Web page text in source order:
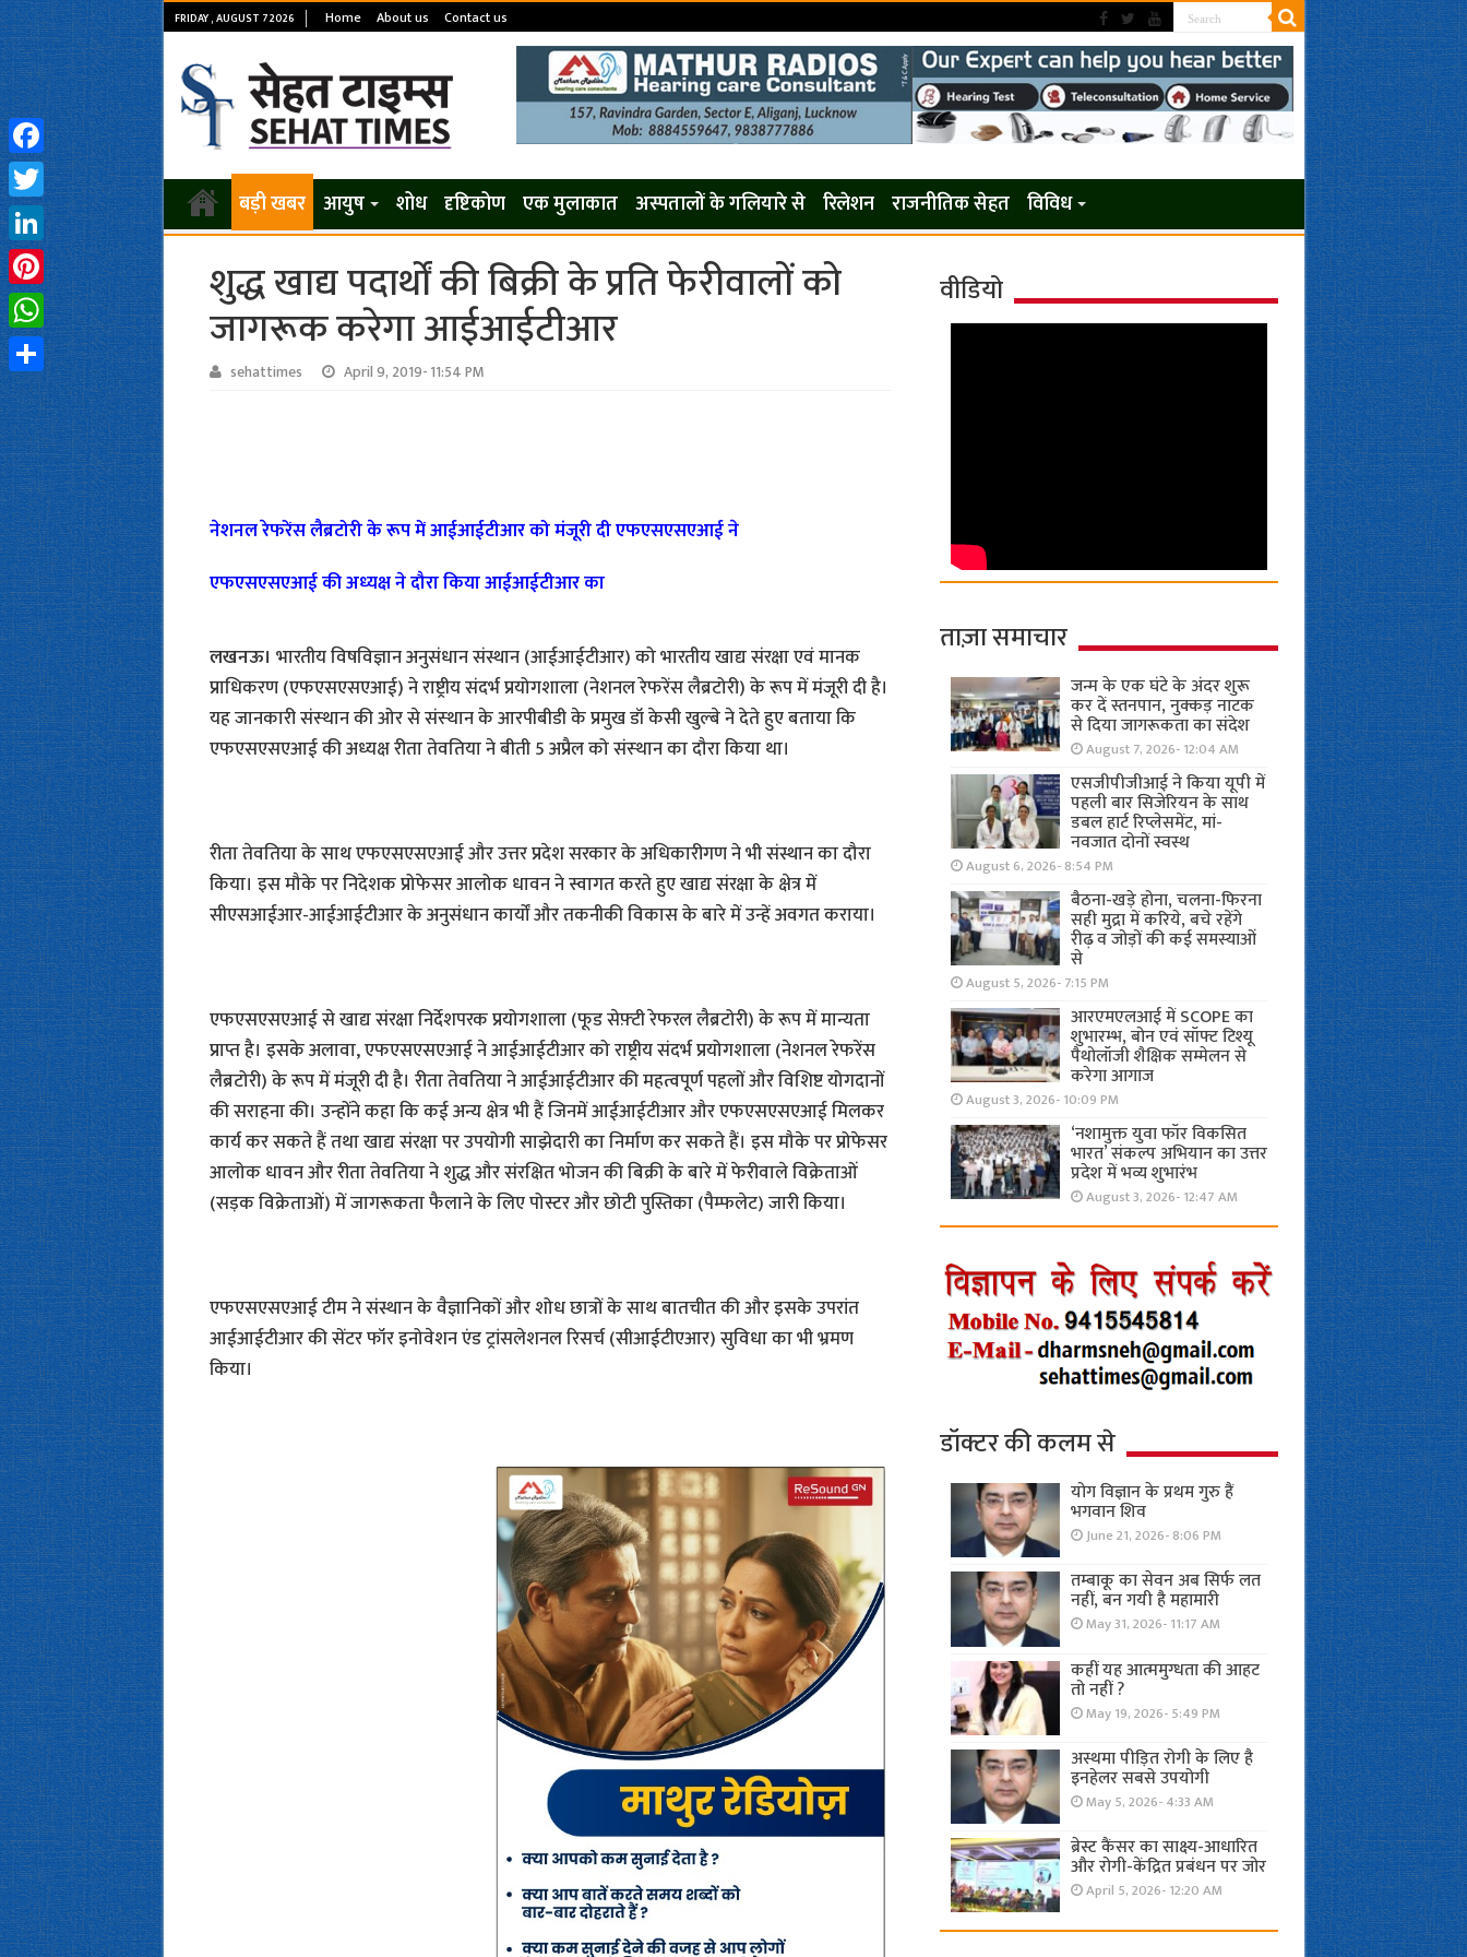
FRIDAY , AUGUST 7 2026 Home About us Contact us
बड़ी खबर आयुष शोध दृष्टिकोण एक मुलाकात अस्पतालों के गलियारे से रिलेशन राजनीतिक सेहत विविध
शुद्ध खाद्य पदार्थों की बिक्री के प्रति फेरीवालों को
जागरूक करेगा आईआईटीआर
sehattimes April 9, 2019- 11:54 PM
नेशनल रेफरेंस लैब्रटोरी के रूप में आईआईटीआर को मंजूरी दी एफएसएसएआई ने
एफएसएसएआई की अध्‍यक्ष ने दौरा किया आईआईटीआर का
लखनऊ। भारतीय विषविज्ञान अनुसंधान संस्थान (आईआईटीआर) को भारतीय खाद्य संरक्षा एवं मानक
प्राधिकरण (एफएसएसएआई) ने राष्ट्रीय संदर्भ प्रयोगशाला (नेशनल रेफरेंस लैब्रटोरी) के रूप में मंजूरी दी है।
यह जानकारी संस्‍थान की ओर से संस्‍थान के आरपीबीडी के प्रमुख डॉ केसी खुल्‍बे ने देते हुए बताया कि
एफएसएसएआई की अध्‍यक्ष रीता तेवतिया ने बीती 5 अप्रैल को संस्‍थान का दौरा किया था।
रीता तेवतिया के साथ एफएसएसएआई और उत्तर प्रदेश सरकार के अधिकारीगण ने भी संस्थान का दौरा
किया। इस मौके पर निदेशक प्रोफेसर आलोक धावन ने स्वागत करते हुए खाद्य संरक्षा के क्षेत्र में
सीएसआईआर-आईआईटीआर के अनुसंधान कार्यों और तकनीकी विकास के बारे में उन्हें अवगत कराया।
एफएसएसएआई से खाद्य संरक्षा निर्देशपरक प्रयोगशाला (फूड सेफ़्टी रेफरल लैब्रटोरी) के रूप में मान्यता
प्राप्त है। इसके अलावा, एफएसएसएआई ने आईआईटीआर को राष्ट्रीय संदर्भ प्रयोगशाला (नेशनल रेफरेंस
लैब्रटोरी) के रूप में मंजूरी दी है। रीता तेवतिया ने आईआईटीआर की महत्वपूर्ण पहलों और विशिष्ट योगदानों
की सराहना की। उन्होंने कहा कि कई अन्य क्षेत्र भी हैं जिनमें आईआईटीआर और एफएसएसएआई मिलकर
कार्य कर सकते हैं तथा खाद्य संरक्षा पर उपयोगी साझेदारी का निर्माण कर सकते हैं। इस मौके पर प्रोफेसर
आलोक धावन और रीता तेवतिया ने शुद्ध और संरक्षित भोजन की बिक्री के बारे में फेरीवाले विक्रेताओं
(सड़क विक्रेताओं) में जागरूकता फैलाने के लिए पोस्टर और छोटी पुस्तिका (पैम्फलेट) जारी किया।
एफएसएसएआई टीम ने संस्थान के वैज्ञानिकों और शोध छात्रों के साथ बातचीत की और इसके उपरांत
आईआईटीआर की सेंटर फॉर इनोवेशन एंड ट्रांसलेशनल रिसर्च (सीआईटीएआर) सुविधा का भी भ्रमण
किया।
वीडियो
ताज़ा समाचार
जन्म के एक घंटे के अंदर शुरू
कर दें स्तनपान, नुक्कड़ नाटक
से दिया जागरूकता का संदेश
August 7, 2026- 12:04 AM
एसजीपीजीआई ने किया यूपी में
पहली बार सिजेरियन के साथ
डबल हार्ट रिप्लेसमेंट, मां-
नवजात दोनों स्वस्थ
August 6, 2026- 8:54 PM
बैठना-खड़े होना, चलना-फिरना
सही मुद्रा में करिये, बचे रहेंगे
रीढ़ व जोड़ों की कई समस्याओं
से
August 5, 2026- 7:15 PM
आरएमएलआई में SCOPE का
शुभारम्भ, बोन एवं सॉफ्ट टिश्यू
पैथोलॉजी शैक्षिक सम्मेलन से
करेगा आगाज
August 3, 2026- 10:09 PM
‘नशामुक्त युवा फॉर विकसित
भारत’ संकल्प अभियान का उत्तर
प्रदेश में भव्य शुभारंभ
August 3, 2026- 12:47 AM
डॉक्टर की कलम से
योग विज्ञान के प्रथम गुरु हैं
भगवान शिव
June 21, 2026- 8:06 PM
तम्बाकू का सेवन अब सिर्फ लत
नहीं, बन गयी है महामारी
May 31, 2026- 11:17 AM
कहीं यह आत्ममुग्धता की आहट
तो नहीं ?
May 19, 2026- 5:49 PM
अस्थमा पीड़ित रोगी के लिए है
इनहेलर सबसे उपयोगी
May 5, 2026- 4:33 AM
ब्रेस्ट कैंसर का साक्ष्य-आधारित
और रोगी-केंद्रित प्रबंधन पर जोर
April 5, 2026- 12:20 AM
Facebook
Twitter
LinkedIn
Pinterest
WhatsApp
Share